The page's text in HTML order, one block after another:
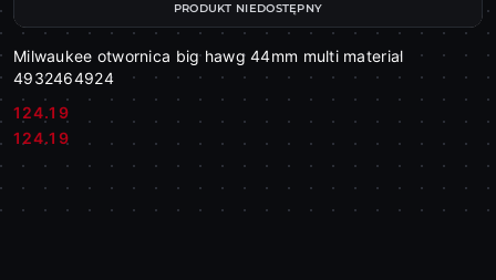
Milwaukee otwornica big hawg 44mm multi material
4932464924
Cena:
124.19
Cena:
124.19
PRODUKT NIEDOSTĘPNY